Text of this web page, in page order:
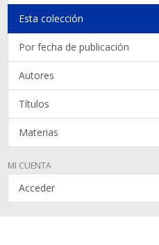
Esta colección
Por fecha de publicación
Autores
Títulos
Materias
MI CUENTA
Acceder